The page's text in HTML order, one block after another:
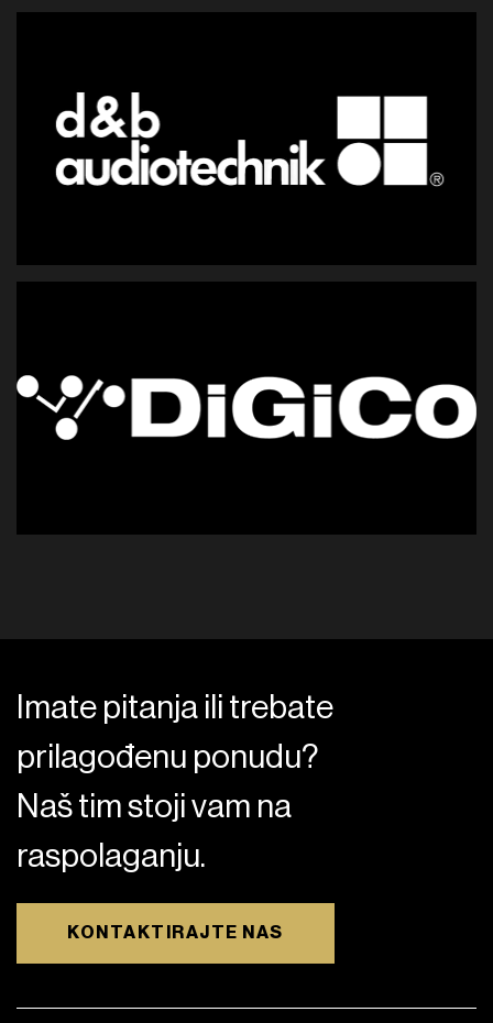
Imate pitanja ili trebate
prilagođenu ponudu?
Naš tim stoji vam na
raspolaganju.
KONTAKTIRAJTE NAS